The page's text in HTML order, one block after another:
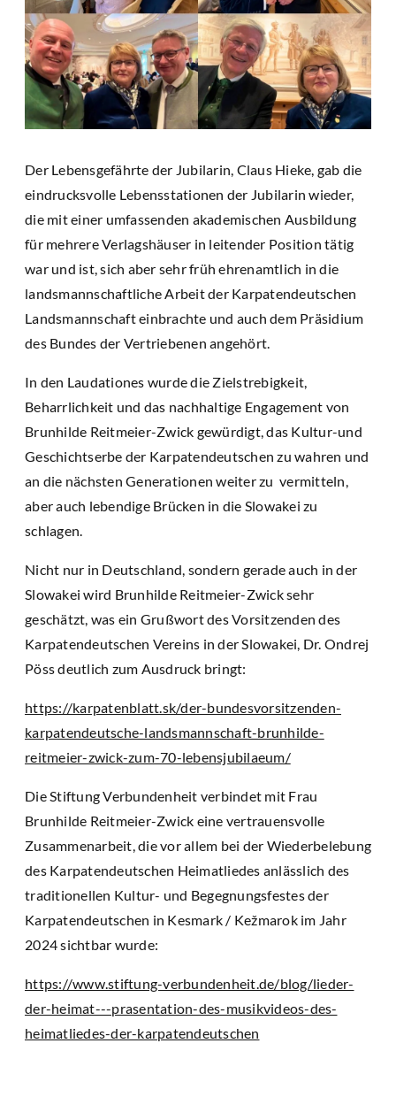
Der Lebensgefährte der Jubilarin, Claus Hieke, gab die
eindrucksvolle Lebensstationen der Jubilarin wieder,
die mit einer umfassenden akademischen Ausbildung
für mehrere Verlagshäuser in leitender Position tätig
war und ist, sich aber sehr früh ehrenamtlich in die
landsmannschaftliche Arbeit der Karpatendeutschen
Landsmannschaft einbrachte und auch dem Präsidium
des Bundes der Vertriebenen angehört.
In den Laudationes wurde die Zielstrebigkeit,
Beharrlichkeit und das nachhaltige Engagement von
Brunhilde Reitmeier-Zwick gewürdigt, das Kultur-und
Geschichtserbe der Karpatendeutschen zu wahren und
an die nächsten Generationen weiter zu vermitteln,
aber auch lebendige Brücken in die Slowakei zu
schlagen.
Nicht nur in Deutschland, sondern gerade auch in der
Slowakei wird Brunhilde Reitmeier-Zwick sehr
geschätzt, was ein Grußwort des Vorsitzenden des
Karpatendeutschen Vereins in der Slowakei, Dr. Ondrej
Pöss deutlich zum Ausdruck bringt:
https://karpatenblatt.sk/der-bundesvorsitzenden-
karpatendeutsche-landsmannschaft-brunhilde-
reitmeier-zwick-zum-70-lebensjubilaeum/
Die Stiftung Verbundenheit verbindet mit Frau
Brunhilde Reitmeier-Zwick eine vertrauensvolle
Zusammenarbeit, die vor allem bei der Wiederbelebung
des Karpatendeutschen Heimatliedes anlässlich des
traditionellen Kultur- und Begegnungsfestes der
Karpatendeutschen in Kesmark / Kežmarok im Jahr
2024 sichtbar wurde:
https://www.stiftung-verbundenheit.de/blog/lieder-
der-heimat---prasentation-des-musikvideos-des-
heimatliedes-der-karpatendeutschen